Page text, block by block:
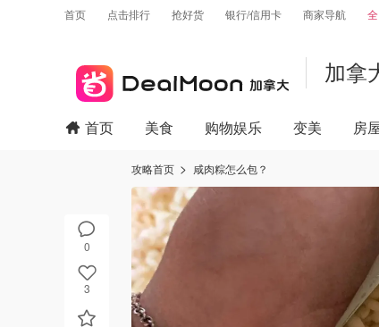
首页 点击排行 抢好货 银行/信用卡 商家导航
加拿
0
3
首页 美食 购物娱乐 变美 房
攻略首页 咸肉粽怎么包？